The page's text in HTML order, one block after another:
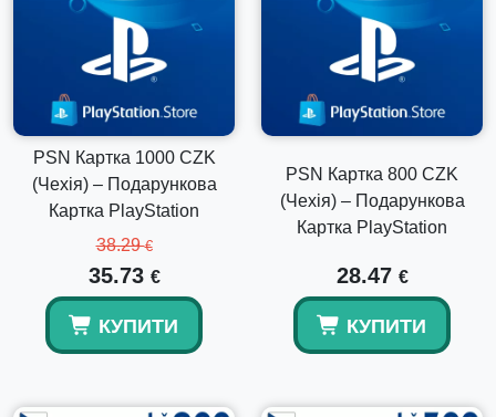
Завжди підтверджуйте регіон вашого облікового запису
перед завершенням покупки.
Часто задавані питання
Чи може цей баланс покрити декілька покупок?
Так, використаний баланс гаманця може бути
використаний для декількох прийнятних покупок в
Це цифровий продукт?
PSN Картка 1000 CZK
(Чехія) – Подарункова
Картка PlayStation
38.29€
35.73 €
КУПИТИ
PSN Картка 800 CZK
(Чехія) – Подарункова
Картка PlayStation
28.47 €
КУПИТИ